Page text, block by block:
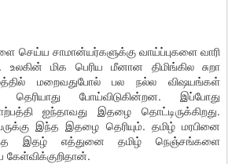
சாமான்யர்களுக்கு வாய்ப்புகளை வாரி
உலகின் மிக பெரிய மீனான திமிங்கில சுறா
மறைவதுபோல் பல நல்ல விஷயங்கள்
போய்விடுகின்றன. இப்போது
ஐந்தாவது இதழை தொட்டிருக்கிறது.
இந்த இதழை தெரியும். தமிழ் மரபினை
இந்த இதழ் எத்துனை தமிழ் நெஞ்சங்களை
கேள்விக்குறிதான்.